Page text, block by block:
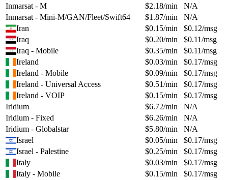
Inmarsat - M
$2.18/min
N/A
Inmarsat - Mini-M/GAN/Fleet/Swift64
$1.87/min
N/A
Iran
$0.15/min $0.12/msg
Iraq
$0.20/min $0.11/msg
Iraq - Mobile
$0.35/min $0.11/msg
Ireland
$0.03/min $0.17/msg
Ireland - Mobile
$0.09/min $0.17/msg
Ireland - Universal Access
$0.51/min $0.17/msg
Ireland - VOIP
$0.15/min $0.17/msg
Iridium
$6.72/min
N/A
Iridium - Fixed
$6.26/min
N/A
Iridium - Globalstar
$5.80/min
N/A
Israel
$0.05/min $0.17/msg
Israel - Palestine
$0.25/min $0.17/msg
Italy
$0.03/min $0.17/msg
Italy - Mobile
$0.15/min $0.17/msg